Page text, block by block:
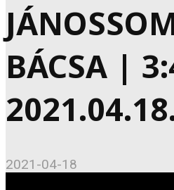
BÁCSA |
2021-04-18